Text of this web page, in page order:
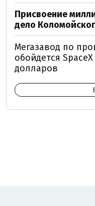
Присвоение
дело
Мегазавод по
обойдется
долларов